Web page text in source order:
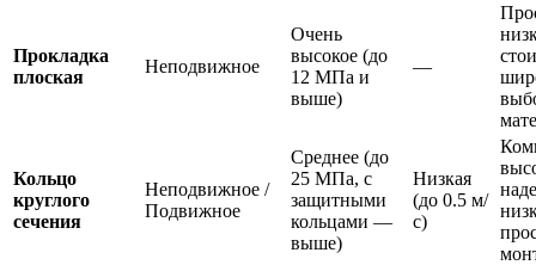
Прокладка
плоская
Неподвижное
Очень
высокое (до
12 МПа и
выше)
—
Кольцо
круглого
сечения
Неподвижное /
Подвижное
Среднее (до
25 МПа, с
защитными
кольцами —
выше)
Низкая
(до 0.5 м/
с)